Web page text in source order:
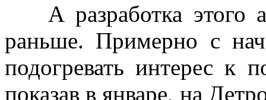
А разработка этого
раньше. Примерно с
подогревать интерес к
показав в январе, на